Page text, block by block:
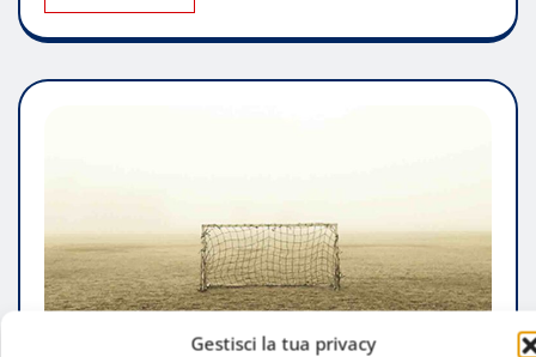
Gestisci la tua privacy